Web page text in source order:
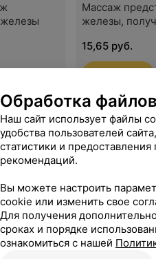
Массаж
железы,
15,65 руб.
уретры
пузыря
10,48 руб.
Записаться
Обработка
Наш сайт использует файлы
удобства пользователей
статистики и
рекомендаций.
Вы можете настроить
cookie или изменить свое
Для получения
сроках и порядке
ознакомиться с нашей